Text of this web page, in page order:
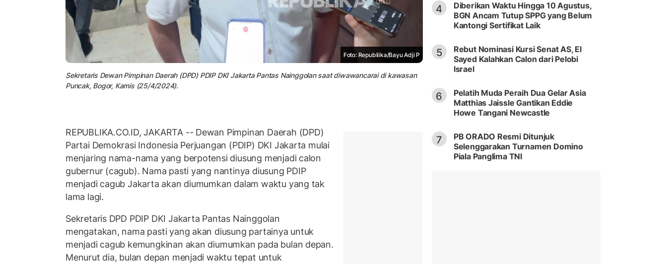
Foto: Republiika/Bayu Adji P
Sekretaris Dewan Pimpinan Daerah (DPD) PDIP DKI Jakarta Pantas Nainggolan saat diwawancarai di kawasan
Puncak, Bogor, Kamis (25/4/2024).
REPUBLIKA.CO.ID, JAKARTA -- Dewan Pimpinan Daerah (DPD)
Partai Demokrasi Indonesia Perjuangan (PDIP) DKI Jakarta mulai
menjaring nama-nama yang berpotensi diusung menjadi calon
gubernur (cagub). Nama pasti yang nantinya diusung PDIP
menjadi cagub Jakarta akan diumumkan dalam waktu yang tak
lama lagi.
Sekretaris DPD PDIP DKI Jakarta Pantas Nainggolan
mengatakan, nama pasti yang akan diusung partainya untuk
menjadi cagub kemungkinan akan diumumkan pada bulan depan.
Menurut dia, bulan depan menjadi waktu tepat untuk
4
Diberikan Waktu Hingga 10 Agustus,
BGN Ancam Tutup SPPG yang Belum
Kantongi Sertifikat Laik
5
Rebut Nominasi Kursi Senat AS, El
Sayed Kalahkan Calon dari Pelobi
Israel
6
Pelatih Muda Peraih Dua Gelar Asia
Matthias Jaissle Gantikan Eddie
Howe Tangani Newcastle
7
PB ORADO Resmi Ditunjuk
Selenggarakan Turnamen Domino
Piala Panglima TNI